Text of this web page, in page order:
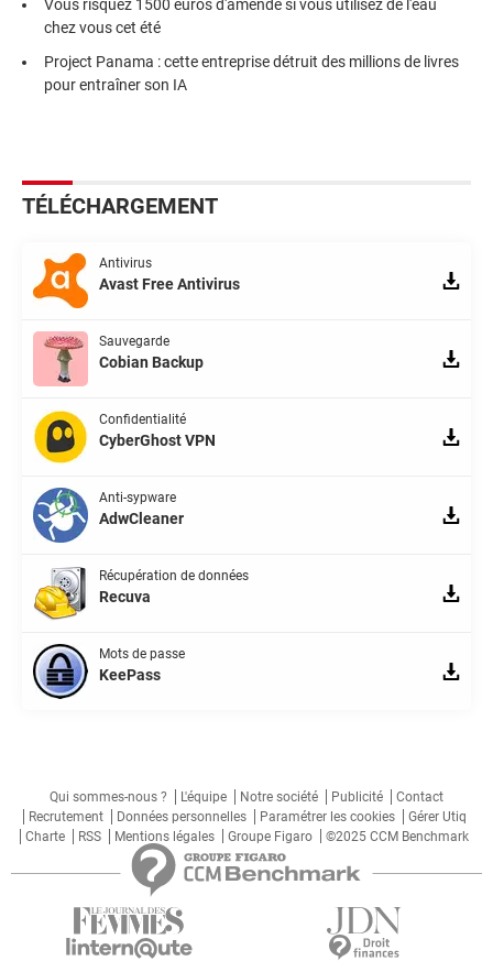
Vous risquez 1500 euros d'amende si vous utilisez de l'eau
chez vous cet été
Project Panama : cette entreprise détruit des millions de livres
pour entraîner son IA
TÉLÉCHARGEMENT
Antivirus
Avast Free Antivirus
Sauvegarde
Cobian Backup
Confidentialité
CyberGhost VPN
Anti-sypware
AdwCleaner
Récupération de données
Recuva
Mots de passe
KeePass
Qui sommes-nous ? L'équipe Notre société Publicité
Contact
Recrutement
Données personnelles Paramétrer les cookies
Gérer Utiq
Charte
RSS Mentions légales Groupe Figaro ©2025 CCM Benchmark